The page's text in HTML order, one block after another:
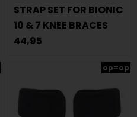
STRAP SET FOR BIONIC
10 & 7 KNEE BRACES
44,95
op=op